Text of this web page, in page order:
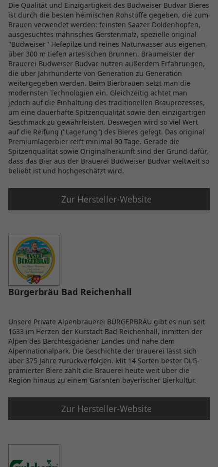
Die Qualität und Einzigartigkeit des Budweiser Budvar Bieres
ist durch die besten heimischen Rohstoffe gegeben, die zum
Brauen verwendet werden: feinsten Saazer Doldenhopfen,
ausgesuchtes mährisches Gerstenmalz, spezielle original
"Budweiser" Hefepilze und reines Naturwasser aus eigenen,
über 300 m tiefen artesischen Brunnen. Braumeister der
Brauerei Budweiser Budvar nutzen außerdem Erfahrungen,
die über Jahrhunderte von Generation zu Generation
weitergegeben werden. Beim Bierbrauen setzt man die
modernsten Technologien ein. Gleichzeitig achtet man
jedoch auf die Einhaltung des traditionellen Brauprozesses,
um eine dauerhafte Spitzenqualität sowie den einzigartigen
Geschmack zu gewährleisten. Deswegen wird so viel Wert
auf die Reifung ("Lagerung") des Bieres gelegt. Das original
Premiumlagerbier reift minimal 90 Tage. Gerade die
Spitzenqualität sowie Originalherkunft sind der Grund dafür,
dass das Bier aus der Brauerei Budweiser Budvar weltweit so
beliebt ist und hochgeschätzt wird.
Zur Hersteller-Website
Bürgerbräu Bad Reichenhall
Unsere Private Alpenbrauerei BÜRGERBRÄU gibt es nun seit
1633 im Herzen der Kurstadt Bad Reichenhall, inmitten der
Alpen des Berchtesgadener Landes und nahe dem
Alpennationalpark. Die Geschichte der Brauerei lässt sich
über 375 Jahre zurückverfolgen. Mit 14 Sorten bester DLG-
prämierter Biere zählt die Brauerei heute weit über die
Region hinaus zu einem Garanten bayerischer Bierkultur.
Zur Hersteller-Website